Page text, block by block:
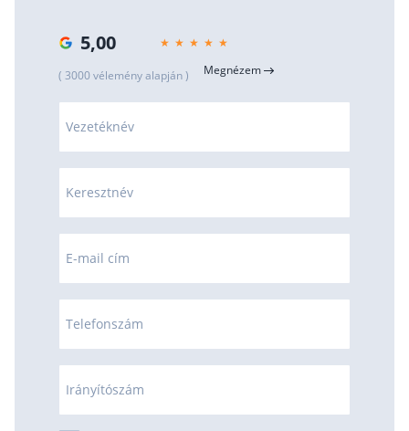
5,00
( 3000 vélemény alapján ) Megnézem
Vezetéknév
Keresztnév
E-mail cím
Telefonszám
Irányítószám